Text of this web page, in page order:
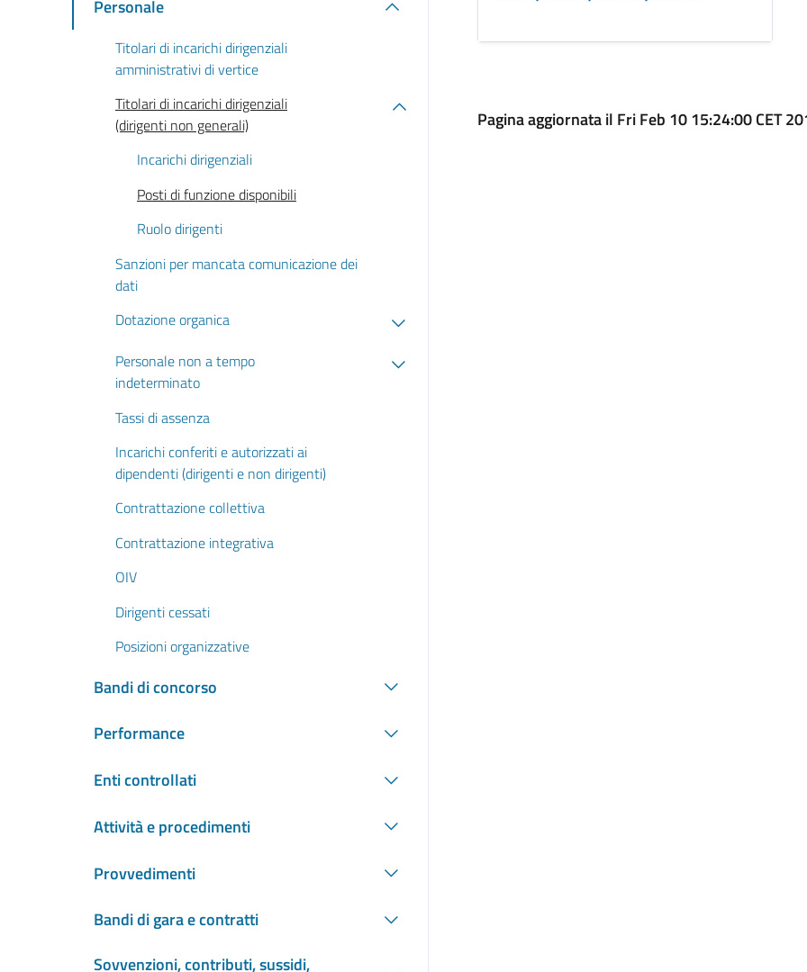
Personale
Titolari di incarichi dirigenziali
amministrativi di vertice
Titolari di incarichi dirigenziali
(dirigenti non generali)
Incarichi dirigenziali
Posti di funzione disponibili
Ruolo dirigenti
Sanzioni per mancata comunicazione dei
dati
Dotazione organica
Personale non a tempo
indeterminato
Tassi di assenza
Incarichi conferiti e autorizzati ai
dipendenti (dirigenti e non dirigenti)
Contrattazione collettiva
Contrattazione integrativa
OIV
Dirigenti cessati
Posizioni organizzative
Bandi di concorso
Performance
Enti controllati
Attività e procedimenti
Provvedimenti
Bandi di gara e contratti
Sovvenzioni, contributi, sussidi,
Pagina aggiornata il Fri Feb 10 15:24:00 CET